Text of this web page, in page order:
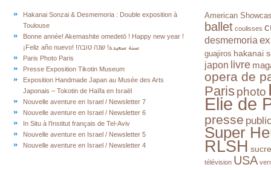
Hakanai Sonzai & Desmemoria : Double exposition à
Toulouse
Bonne année! Akemashite omedetō ! Happy new year !
¡Feliz año nuevo! !سنة سعيدة! שנה טובה
Paris Photo Paris
Presse Exposition Tikotin Museum
Exposition Handmade Japan au Musée des Arts
Japonais – Tokotin de Haïfa en Israël
Nouvelle aventure en Israel / Newsletter 7
Nouvelle aventure en Israel / Newsletter 6
In Situ à l’Institut français de Tel-Aviv
Nouvelle aventure en Israel / Newsletter 5
Nouvelle aventure en Israel / Newsletter 4
American
ballet coulisses
desmemoria
guajiros hakanai
japon livre
opera de
Paris photo
Elie de
presse
Super
RLSH sucre
télévision USA